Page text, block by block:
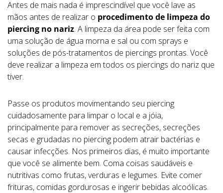
Antes de mais nada é imprescindível que você lave as
mãos antes de realizar o procedimento de limpeza do
piercing no nariz. A limpeza da área pode ser feita com
uma solução de água morna e sal ou com sprays e
soluções de pós-tratamentos de piercings prontas. Você
deve realizar a limpeza em todos os piercings do nariz que
tiver.
Passe os produtos movimentando seu piercing
cuidadosamente para limpar o local e a jóia,
principalmente para remover as secreções, secreções
secas e grudadas no piercing podem atrair bactérias e
causar infecções. Nos primeiros dias, é muito importante
que você se alimente bem. Coma coisas saudáveis e
nutritivas como frutas, verduras e legumes. Evite comer
frituras, comidas gordurosas e ingerir bebidas alcoólicas.